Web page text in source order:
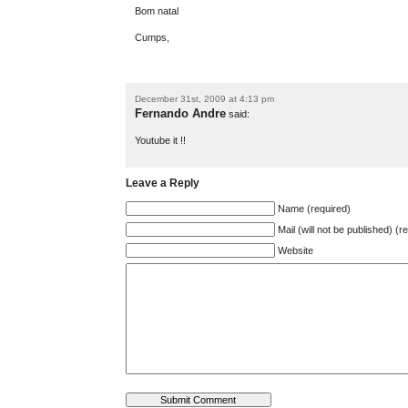
Bom natal
Cumps,
December 31st, 2009 at 4:13 pm
Fernando Andresaid:
Youtube it !!
Leave a Reply
Name (required)
Mail (will not be published)
Website